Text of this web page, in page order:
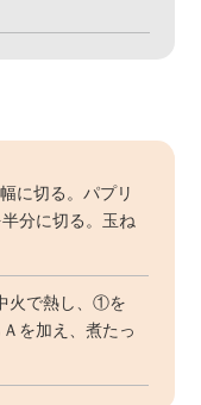
に切る。パプリ
分に切る。玉ね
火で熱し、①を
を加え、煮たっ